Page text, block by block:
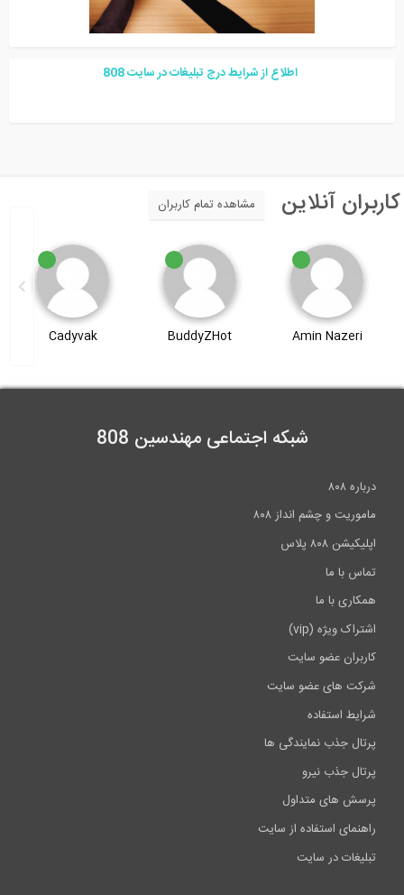
اطلاع از شرایط درج تبلیغات در سایت 808
آنلاین مشاهده تمام کاربران
BuddyZHot
Cadyvak
Arielset
شبکه اجتماعی مهندسین 808
درباره ۸۰۸
ماموریت و چشم انداز ۸۰۸
اپلیکیشن ۸۰۸ پلاس
تماس با ما
همکاری با ما
اشتراک ویژه (vip)
کاربران عضو سایت
شرکت های عضو سایت
شرایط استفاده
پرتال جذب نمایندگی ها
پرتال جذب نیرو
پرسش های متداول
راهنمای استفاده از سایت
تبلیغات در سایت